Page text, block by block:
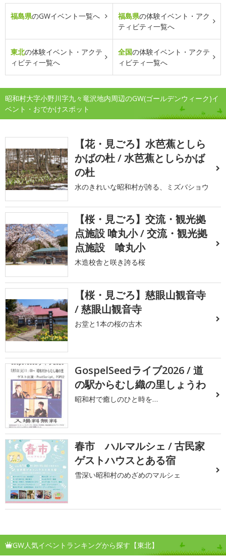
福島県のGWイベント一覧へ 福島県の体験イベント・アク
ティビティ一覧へ
東北の体験イベント・アクテ
ィビティ一覧へ
全国の体験イベント・アクテ
ィビティ一覧へ
昭和村大字小野川字九々竜沢地内周辺のGW(ゴールデンウィーク)イ
ベント・おでかけスポット
【花・見ごろ】水芭蕉としら
かばの杜 / 水芭蕉としらかば
の杜
水のきれいな昭和村が誇る、ミズバショウ
【桜・見ごろ】交流・観光拠
点施設 喰丸小 / 交流・観光拠
点施設 喰丸小
木造校舎と咲き誇る桜
【桜・見ごろ】慈眼山観音寺
/ 慈眼山観音寺
お堂と1本の桜の古木
GospelSeedライブ2026 / 道
の駅からむし織の里しょうわ
昭和村で癒しのひと時を…
春市 ハルマルシェ / 古民家
ゲストハウスとある宿
雪深い昭和村のめざめのマルシェ
GW人気イベントランキングから探す【東北】